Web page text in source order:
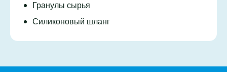
Гранулы сырья
Силиконовый шланг